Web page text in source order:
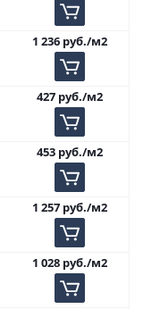
1 236 руб./м2
427 руб./м2
453 руб./м2
1 257 руб./м2
1 028 руб./м2